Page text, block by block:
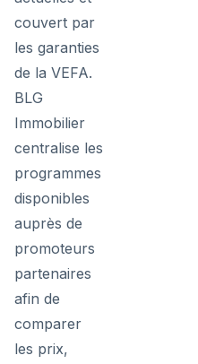
couvert par
les garanties
de la VEFA.
BLG
Immobilier
centralise les
programmes
disponibles
auprès de
promoteurs
partenaires
afin de
comparer
les prix,